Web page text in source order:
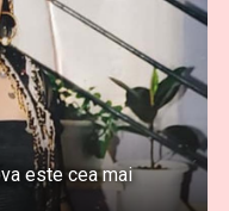
este cea mai